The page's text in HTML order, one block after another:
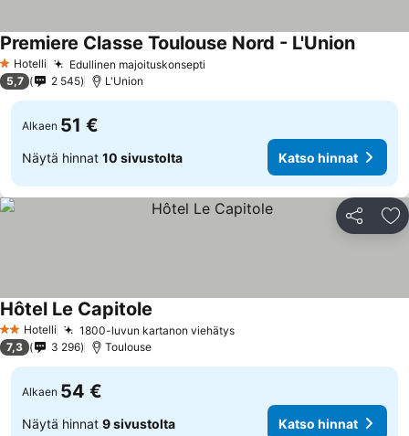
1 Tähtiluokitus
Hotelli Edullinen majoituskonsepti
Premiere Classe Toulouse Nord - L'Union
5,7 2 545 L'Union
Alkaen 51 €
Näytä hinnat 10 sivustolta Katso hinnat
Jaa
2 Tähtiluokitus
Hotelli 1800-luvun kartanon viehätys
Hôtel Le Capitole
7,3 3 296 Toulouse
Alkaen 54 €
Näytä hinnat 9 sivustolta Katso hinnat